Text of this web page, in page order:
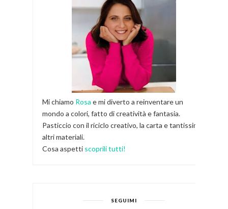
Mi chiamo Rosa e mi diverto a reinventare un
mondo a colori, fatto di creatività e fantasia.
Pasticcio con il riciclo creativo, la carta e tantissimi
altri materiali.
Cosa aspetti scoprili tutti!
SEGUIMI